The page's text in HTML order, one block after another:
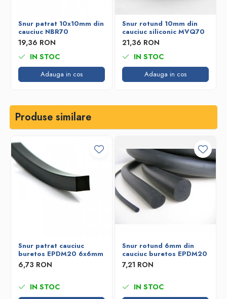
Snur patrat 10x10mm din
cauciuc NBR70
19,36 RON
IN STOC
Adauga in cos
Snur rotund 10mm din
cauciuc siliconic MVQ70
21,36 RON
IN STOC
Adauga in cos
Produse similare
Snur patrat cauciuc
buretos EPDM20 6x6mm
6,73 RON
IN STOC
Snur rotund 6mm din
cauciuc buretos EPDM20
7,21 RON
IN STOC